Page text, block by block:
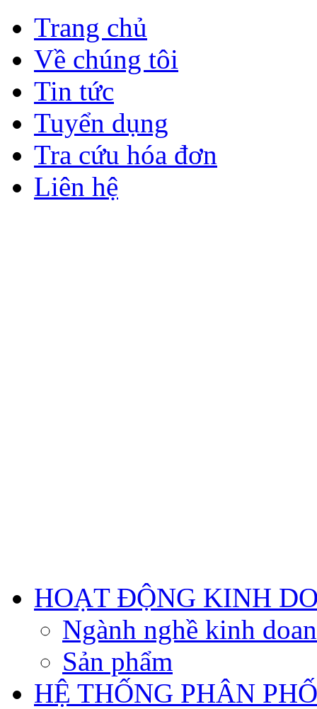
Trang chủ
Về chúng tôi
Tin tức
Tuyển dụng
Tra cứu hóa đơn
Liên hệ
HOẠT ĐỘNG KINH
Ngành nghề kinh
Sản phẩm
HỆ THỐNG PHÂN